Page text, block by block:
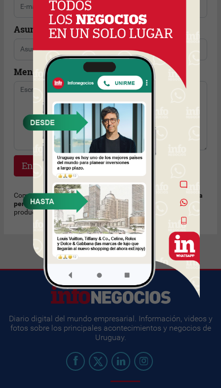
Asunto
Mensaje
Enviar
Como regla de cortesía, recomendamosno enviar mensajes a
personas que no conocesolicitando trabajo u ofreciendo
productos o servicios no solicitados. Muchas Gracias.
Diario digital del mundo empresarial. Información, videos y
fotos sobre los principales acontecimientos y negocios de
Uruguay.